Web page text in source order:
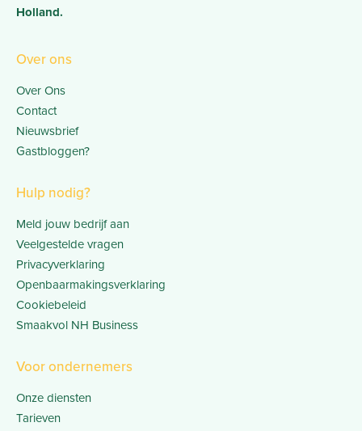
Holland.
Over ons
Over Ons
Contact
Nieuwsbrief
Gastbloggen?
Hulp nodig?
Meld jouw bedrijf aan
Veelgestelde vragen
Privacyverklaring
Openbaarmakingsverklaring
Cookiebeleid
Smaakvol NH Business
Voor ondernemers
Onze diensten
Tarieven